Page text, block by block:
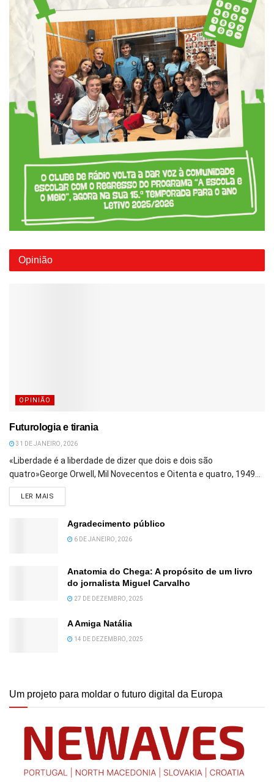
Opinião
OPINIÃO
Futurologia e tirania
31 DE JANEIRO, 2026
«Liberdade é a liberdade de dizer que dois e dois são
quatro»George Orwell, Mil Novecentos e Oitenta e quatro, 1949...
LER MAIS
Agradecimento público
6 DE JANEIRO, 2026
Anatomia do Chega: A propósito de um livro
do jornalista Miguel Carvalho
27 DE DEZEMBRO, 2025
A Amiga Natália
14 DE DEZEMBRO, 2025
Um projeto para moldar o futuro digital da Europa